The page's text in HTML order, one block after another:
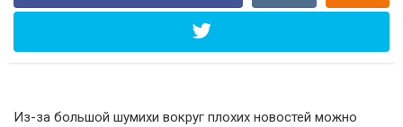
Из-за большой шумихи вокруг плохих новостей можно